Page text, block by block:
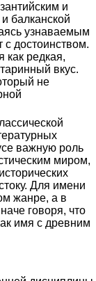
и
балканской
узнаваемым
с достоинством.
как редкая,
вкус.
не
важную роль
миром,
Для имени
жанре, а в
говоря, что
имя с древним